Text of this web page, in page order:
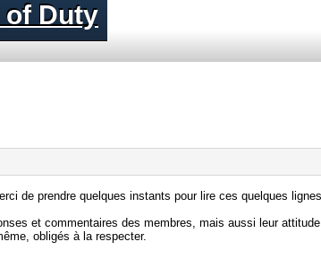
of Duty
de prendre quelques instants pour lire ces quelques
et commentaires des membres, mais aussi leur
obligés à la respecter.